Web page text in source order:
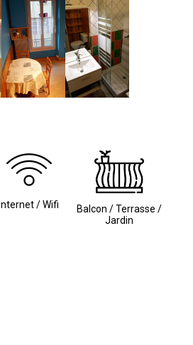
Internet / Wifi
Balcon / Terrasse /
Jardin